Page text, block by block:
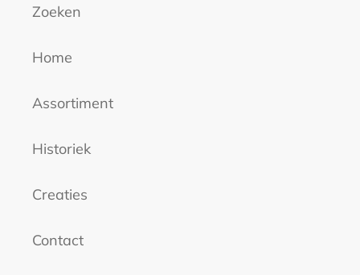
Zoeken
Home
Assortiment
Historiek
Creaties
Contact